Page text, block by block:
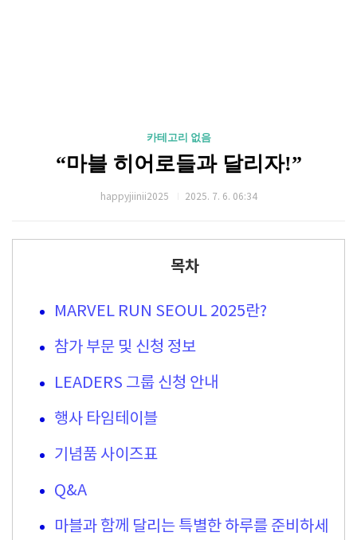
카테고리 없음
“마블 히어로들과 달리자!”
happyjiinii2025 2025. 7. 6. 06:34
목차
MARVEL RUN SEOUL 2025란?
참가 부문 및 신청 정보
LEADERS 그룹 신청 안내
행사 타임테이블
기념품 사이즈표
Q&A
마블과 함께 달리는 특별한 하루를 준비하세